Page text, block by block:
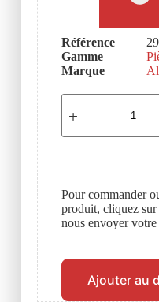
Référence
Gamme
Marque
Pour commander
produit, cliquez
nous envoyer votre
Ajouter au